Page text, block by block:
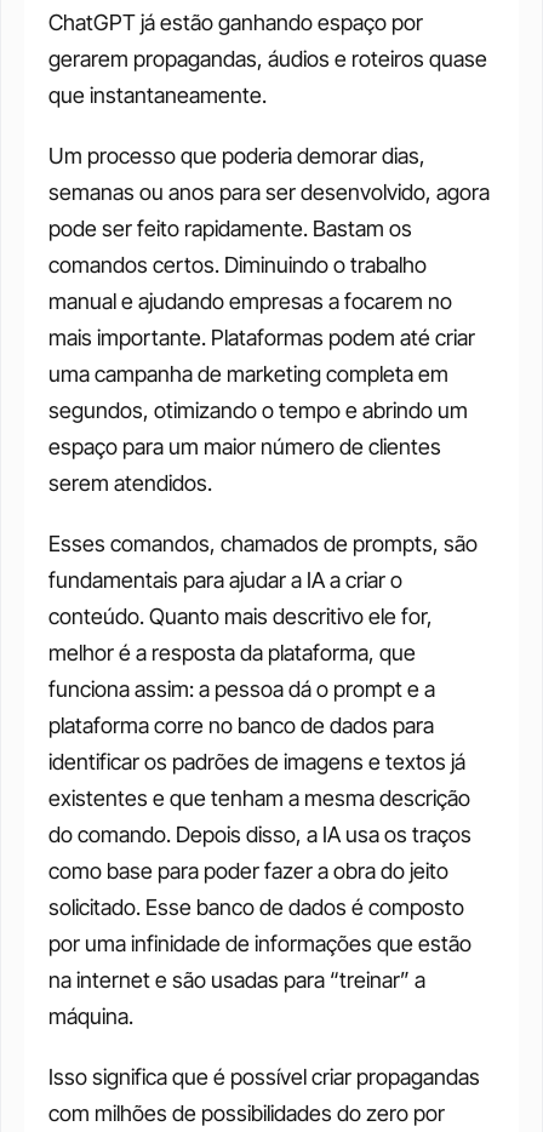
ChatGPT já estão ganhando espaço por
gerarem propagandas, áudios e roteiros quase
que instantaneamente.
Um processo que poderia demorar dias,
semanas ou anos para ser desenvolvido, agora
pode ser feito rapidamente. Bastam os
comandos certos. Diminuindo o trabalho
manual e ajudando empresas a focarem no
mais importante. Plataformas podem até criar
uma campanha de marketing completa em
segundos, otimizando o tempo e abrindo um
espaço para um maior número de clientes
serem atendidos.
Esses comandos, chamados de prompts, são
fundamentais para ajudar a IA a criar o
conteúdo. Quanto mais descritivo ele for,
melhor é a resposta da plataforma, que
funciona assim: a pessoa dá o prompt e a
plataforma corre no banco de dados para
identificar os padrões de imagens e textos já
existentes e que tenham a mesma descrição
do comando. Depois disso, a IA usa os traços
como base para poder fazer a obra do jeito
solicitado. Esse banco de dados é composto
por uma infinidade de informações que estão
na internet e são usadas para “treinar” a
máquina.
Isso significa que é possível criar propagandas
com milhões de possibilidades do zero por